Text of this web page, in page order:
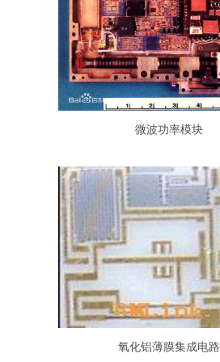
微波功率模块
氧化铝薄膜集成电路